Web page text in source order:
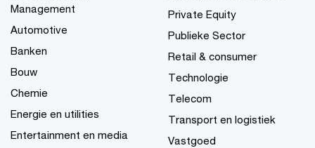
Management
Automotive
Banken
Bouw
Chemie
Energie en utilities
Entertainment en media
Private Equity
Publieke Sector
Retail & consumer
Technologie
Telecom
Transport en logistiek
Vastgoed